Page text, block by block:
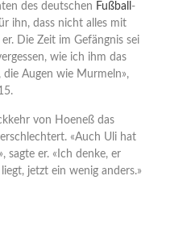
des deutschen Fußball -
ihn, dass nicht alles mit
Die Zeit im Gefängnis sei
wie ich ihm das
die Augen wie Murmeln»,
von Hoeneß das
«Auch Uli hat
sagte er. «Ich denke, er
jetzt ein wenig anders.»